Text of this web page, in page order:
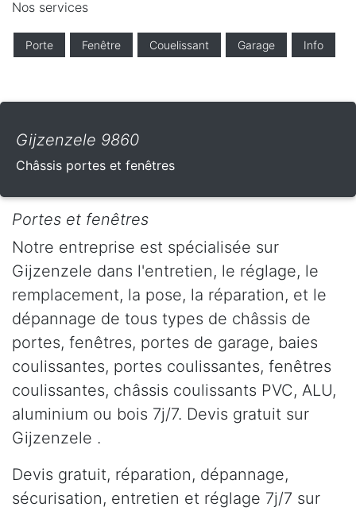
Nos services
Porte Fenêtre Couelissant Garage Info
Gijzenzele 9860
Châssis portes et fenêtres
Portes et fenêtres
Notre entreprise est spécialisée sur
Gijzenzele dans l'entretien, le réglage, le
remplacement, la pose, la réparation, et le
dépannage de tous types de châssis de
portes, fenêtres, portes de garage, baies
coulissantes, portes coulissantes, fenêtres
coulissantes, châssis coulissants PVC, ALU,
aluminium ou bois 7j/7. Devis gratuit sur
Gijzenzele .
Devis gratuit, réparation, dépannage,
sécurisation, entretien et réglage 7j/7 sur